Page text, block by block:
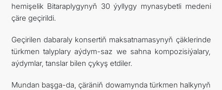
hemişelik Bitaraplygynyň 30 ýyllygy mynasybetli medeni
çäre geçirildi.
Geçirilen dabaraly konsertiň maksatnamasynyň çäklerinde
türkmen talyplary aýdym-saz we sahna kompozisiýalary,
aýdymlar, tanslar bilen çykyş etdiler.
Mundan başga-da, çäräniň dowamynda türkmen halkynyň